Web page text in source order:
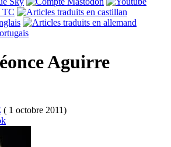
Aguirre
( 1 octobre 2011)